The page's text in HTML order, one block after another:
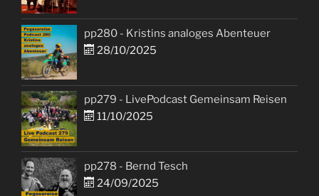
pp280 - Kristins analoges Abenteuer
28/10/2025
pp279 - LivePodcast Gemeinsam Reisen
11/10/2025
pp278 - Bernd Tesch
24/09/2025